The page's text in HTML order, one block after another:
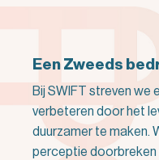
Een Zweeds
Bij SWIFT streven we
verbeteren door het
duurzamer te maken.
perceptie doorbreken